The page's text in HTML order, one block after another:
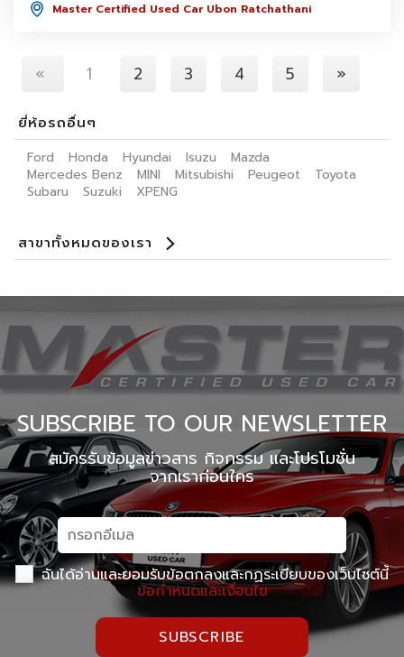
Master Certified Used Car Ubon Ratchathani
« 1 2 3 4 5 »
ยี่ห้อรถอื่นๆ
Ford Honda Hyundai Isuzu
Mazda
Mercedes Benz
MINI Mitsubishi Peugeot
Toyota
Subaru
Suzuki XPENG
สาขาทั้งหมดของเรา
Master Certified Used Car Ratchaphruek
Master Certified Used Car Ubon Ratchathani
Master Certified Used Car Phuket
Master Certified Used Car Hat Yai
Summit Honda Used Car Pattanakarn
Summit Honda Used Car บางนาตราด กม. 4.5
MINI NEXT USED CAR เอกมัย
X PENG USED CAR
SUBSCRIBE TO OUR NEWSLETTER
สมัครรับข้อมูลข่าวสาร กิจกรรม และโปรโมชั่น
จากเราก่อนใคร
ฉันได้อ่านและยอมรับข้อตกลงและกฏระเบียบของเว็บไซต์นี้
ข้อกำหนดและเงื่อนไข
SUBSCRIBE